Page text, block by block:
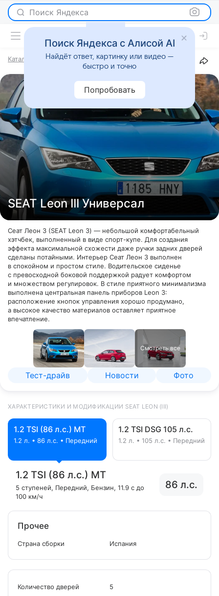
Поиск Яндекса
Каталог Марки SEAT Leon III Универсал
SEAT Leon III Универсал
Сеат Леон 3 (SEAT Leon 3) — небольшой комфортабельный
хэтчбек, выполненный в виде спорт-купе. Для создания
эффекта максимальной схожести даже ручки задних дверей
сделаны потайными. Интерьер Сеат Леон 3 выполнен
в спокойном и простом стиле. Водительское сиденье
с превосходной боковой поддержкой радует комфортом
и множеством регулировок. В стиле приятного минимализма
выполнена центральная панель приборов Leon 3:
расположение кнопок управления хорошо продумано,
а высокое качество материалов оставляет приятное
впечатление.
Смотреть все
Тест-драйв Новости Фото
ХАРАКТЕРИСТИКИ И МОДИФИКАЦИИ SEAT LEON (III)
1.2 TSI (86 л.с.) MT
1.2 л. • 86 л.с. • Передний
1.2 TSI DSG 105 л.с.
1.2 л. • 105 л.с. • Передний
1.2 TSI (86 л.с.) MT
5 ступеней, Передний, Бензин, 11.9 с до
100 км/ч
86 л.с.
Прочее
Страна сборки Испания
Количество дверей
5
Поиск Яндекса с Алисой AI
Найдёт ответ, картинку или видео —
быстро и точно
Попробовать